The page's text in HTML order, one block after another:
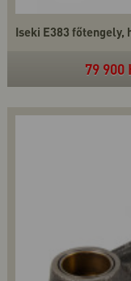
Iseki E383 főtengely,
79 900